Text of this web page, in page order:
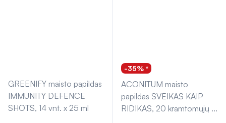
GREENIFY maisto papildas
IMMUNITY DEFENCE
SHOTS, 14 vnt. x 25 ml
-35% *
ACONITUM maisto
papildas SVEIKAS KAIP
RIDIKAS, 20 kramtomųjų ...